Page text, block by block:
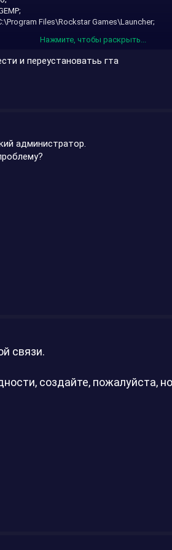
Files\Rockstar Games\Launcher;
Нажмите, чтобы раскрыть...
и переустановатьь гта
администратор.
связи.
создайте, пожалуйста,